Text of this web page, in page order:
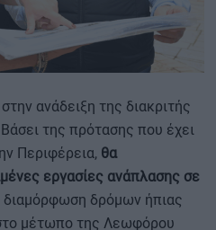
ανάδειξη της διακριτής
της πρότασης που έχει
Περιφέρεια, θα
εργασίες ανάπλασης σε
διαμόρφωση δρόμων ήπιας
μέτωπο της Λεωφόρου